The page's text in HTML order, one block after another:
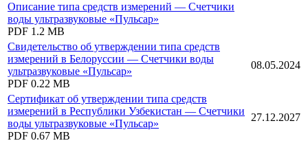
Описание типа средств измерений — Счетчики
воды ультразвуковые «Пульсар»
PDF 1.2 MB
Свидетельство об утверждении типа средств
измерений в Белоруссии — Счетчики воды
ультразвуковые «Пульсар»
PDF 0.22 MB
08.05.2024
Сертификат об утверждении типа средств
измерений в Республики Узбекистан — Счетчики
воды ультразвуковые «Пульсар»
PDF 0.67 MB
27.12.2027